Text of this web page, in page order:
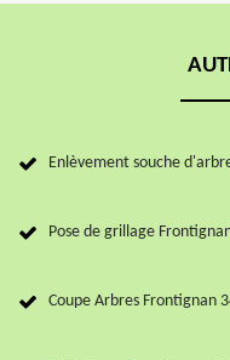
Enlèvement souche
Pose de grillage
Coupe Arbres Frontignan